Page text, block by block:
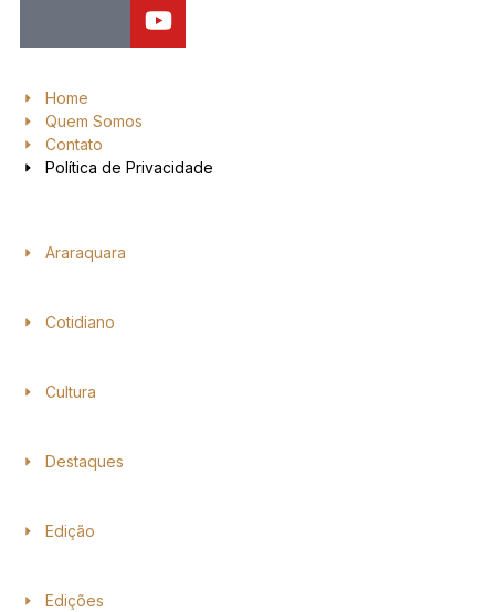
Home
Quem Somos
Contato
Política de Privacidade
Araraquara
Cotidiano
Cultura
Destaques
Edição
Edições